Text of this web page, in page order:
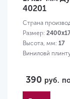
40201
Страна
Размер:
Высота, мм: 17
Виниловй
390 руб.